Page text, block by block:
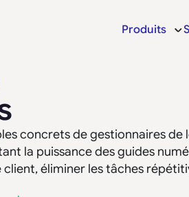
Produits
concrets de gestionnaires
la puissance des guides
client, éliminer les tâches